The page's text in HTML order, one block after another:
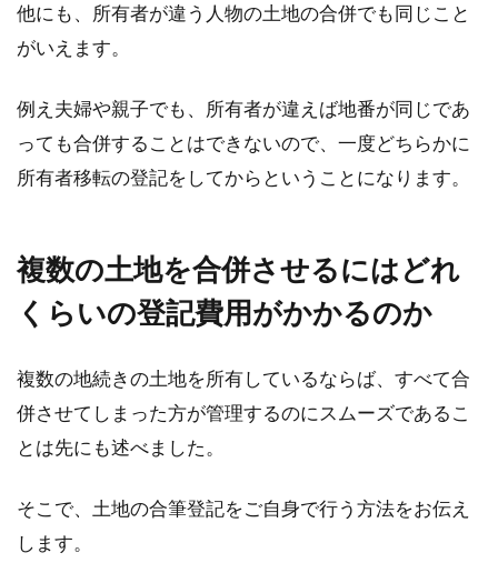
他にも、所有者が違う人物の土地の合併でも同じこと
がいえます。
例え夫婦や親子でも、所有者が違えば地番が同じであ
っても合併することはできないので、一度どちらかに
所有者移転の登記をしてからということになります。
複数の土地を合併させるにはどれ
くらいの登記費用がかかるのか
複数の地続きの土地を所有しているならば、すべて合
併させてしまった方が管理するのにスムーズであるこ
とは先にも述べました。
そこで、土地の合筆登記をご自身で行う方法をお伝え
します。